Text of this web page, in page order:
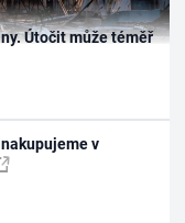
Útočit může téměř
v